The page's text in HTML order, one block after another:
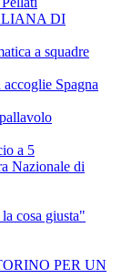
DI
a squadre
Spagna
a 5
Nazionale di
cosa giusta"
PER UN